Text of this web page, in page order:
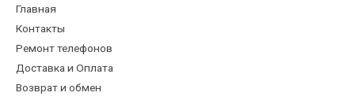
Главная
Контакты
Ремонт телефонов
Доставка и Оплата
Возврат и обмен